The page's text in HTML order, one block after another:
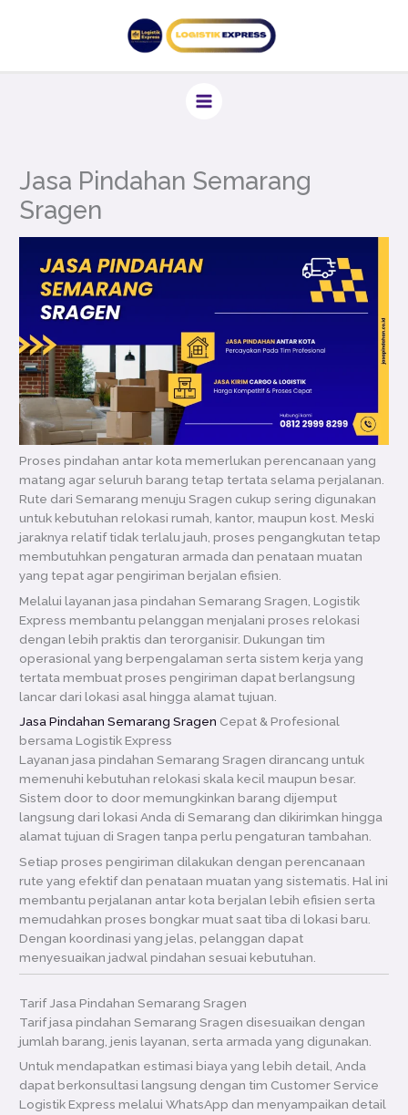
Jasa Pindahan Semarang
Sragen
Proses pindahan antar kota memerlukan perencanaan yang
matang agar seluruh barang tetap tertata selama perjalanan.
Rute dariSemarang menujuSragen cukup sering digunakan
untuk kebutuhan relokasi rumah, kantor, maupun kost. Meski
jaraknya relatif tidak terlalu jauh, proses pengangkutan tetap
membutuhkan pengaturan armada dan penataan muatan
yang tepat agar pengiriman berjalan efisien.
Melalui layanan jasa pindahan Semarang Sragen, Logistik
Express membantu pelanggan menjalani proses relokasi
dengan lebih praktis dan terorganisir. Dukungan tim
operasional yang berpengalaman serta sistem kerja yang
tertata membuat proses pengiriman dapat berlangsung
lancar dari lokasi asal hingga alamat tujuan.
Jasa Pindahan Semarang Sragen Cepat & Profesional
bersama Logistik Express
Layanan jasa pindahan Semarang Sragen dirancang untuk
memenuhi kebutuhan relokasi skala kecil maupun besar.
Sistem door to door memungkinkan barang dijemput
langsung dari lokasi Anda di Semarang dan dikirimkan hingga
alamat tujuan di Sragen tanpa perlu pengaturan tambahan.
Setiap proses pengiriman dilakukan dengan perencanaan
rute yang efektif dan penataan muatan yang sistematis. Hal ini
membantu perjalanan antar kota berjalan lebih efisien serta
memudahkan proses bongkar muat saat tiba di lokasi baru.
Dengan koordinasi yang jelas, pelanggan dapat
menyesuaikan jadwal pindahan sesuai kebutuhan.
Tarif Jasa Pindahan Semarang Sragen
Tarif jasa pindahan Semarang Sragen disesuaikan dengan
jumlah barang, jenis layanan, serta armada yang digunakan.
Untuk mendapatkan estimasi biaya yang lebih detail, Anda
dapat berkonsultasi langsung dengan tim Customer Service
Logistik Express melalui WhatsApp dan menyampaikan detail